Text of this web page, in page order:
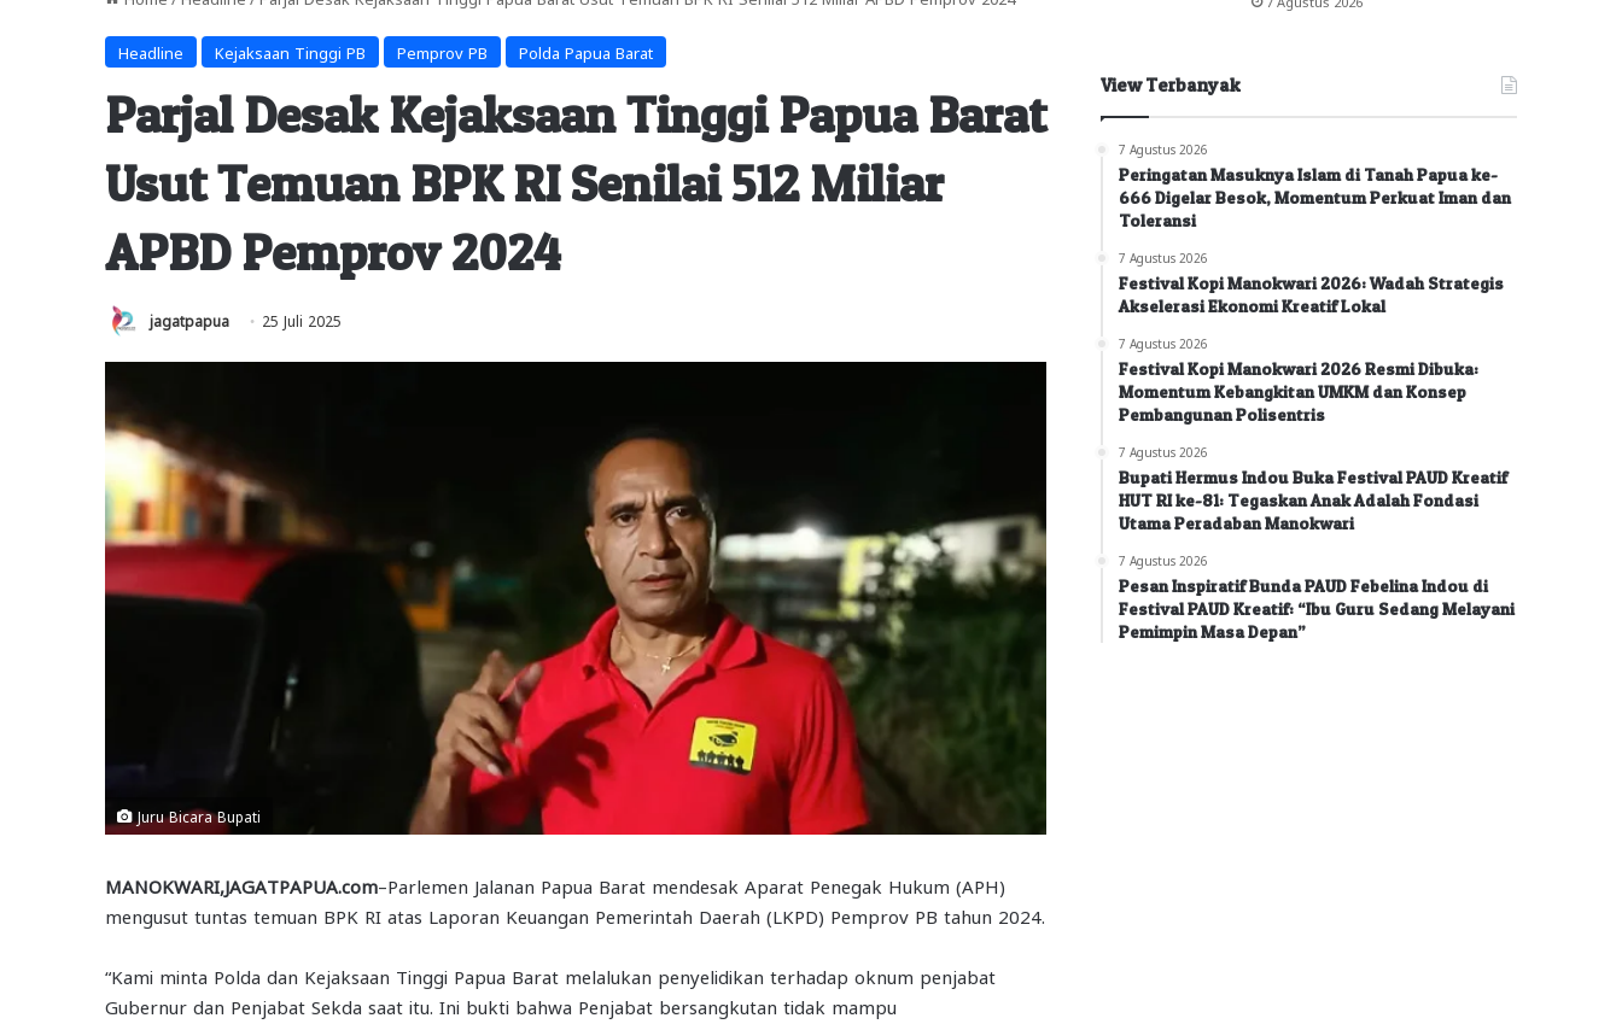
Headline Kejaksaan Tinggi PB Pemprov PB Polda Papua Barat
Parjal Desak Kejaksaan Tinggi Papua Barat
Usut Temuan BPK RI Senilai 512 Miliar
APBD Pemprov 2024
jagatpapua 25 Juli 2025
Juru Bicara Bupati
MANOKWARI,JAGATPAPUA.com–Parlemen Jalanan Papua Barat mendesak Aparat Penegak Hukum (APH)
mengusut tuntas temuan BPK RI atas Laporan Keuangan Pemerintah Daerah (LKPD) Pemprov PB tahun 2024.
“Kami minta Polda dan Kejaksaan Tinggi Papua Barat melalukan penyelidikan terhadap oknum penjabat
Gubernur dan Penjabat Sekda saat itu. Ini bukti bahwa Penjabat bersangkutan tidak mampu
View Terbanyak
7 Agustus 2026
Peringatan Masuknya Islam di Tanah Papua ke-
666 Digelar Besok, Momentum Perkuat Iman dan
Toleransi
7 Agustus 2026
Festival Kopi Manokwari 2026: Wadah Strategis
Akselerasi Ekonomi Kreatif Lokal
7 Agustus 2026
Festival Kopi Manokwari 2026 Resmi Dibuka:
Momentum Kebangkitan UMKM dan Konsep
Pembangunan Polisentris
7 Agustus 2026
Bupati Hermus Indou Buka Festival PAUD Kreatif
HUT RI ke-81: Tegaskan Anak Adalah Fondasi
Utama Peradaban Manokwari
7 Agustus 2026
Pesan Inspiratif Bunda PAUD Febelina Indou di
Festival PAUD Kreatif: “Ibu Guru Sedang Melayani
Pemimpin Masa Depan”